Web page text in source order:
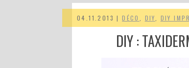
04.11.2013 |DÉCO DIY DIY
DIY :